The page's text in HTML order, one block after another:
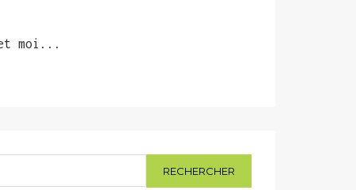
moi...